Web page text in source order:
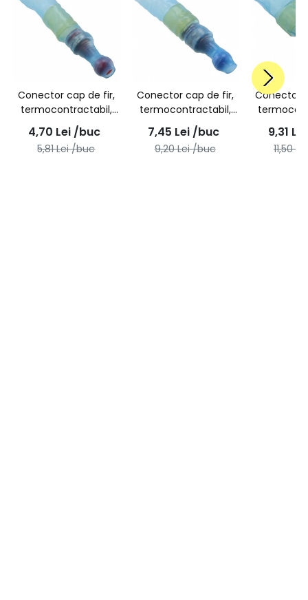
Conector cap de fir,
termocontractabil,
rosu, 1,5mmp
4,70 Lei /buc
5,81Lei /buc
Conector cap de fir,
termocontractabil,
albastru, 2,5mmp
7,45 Lei /buc
9,20Lei /buc
Conector
9,31 Lei
11,50Lei